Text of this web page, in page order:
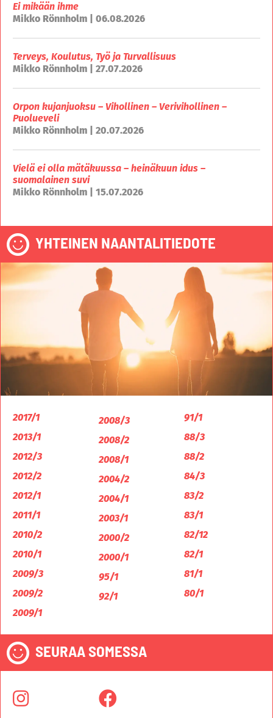
Ei mikään ihme
Mikko Rönnholm | 06.08.2026
Terveys, Koulutus, Työ ja Turvallisuus
Mikko Rönnholm | 27.07.2026
Orpon kujanjuoksu – Vihollinen – Verivihollinen –
Puolueveli
Mikko Rönnholm | 20.07.2026
Vielä ei olla mätäkuussa – heinäkuun idus –
suomalainen suvi
Mikko Rönnholm | 15.07.2026
YHTEINEN NAANTALITIEDOTE
2017/1
2013/1
2012/3
2012/2
2012/1
2011/1
2010/2
2010/1
2009/3
2009/2
2009/1
2008/3
2008/2
2008/1
2004/2
2004/1
2003/1
2000/2
2000/1
95/1
92/1
91/1
88/3
88/2
84/3
83/2
83/1
82/12
82/1
81/1
80/1
SEURAA SOMESSA